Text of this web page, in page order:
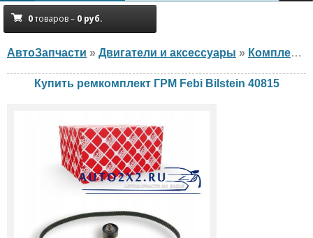
0товаров – 0 руб.
АвтоЗапчасти » Двигатели и аксессуары » Комплект ГРМ
Купить ремкомплект ГРМ Febi Bilstein 40815